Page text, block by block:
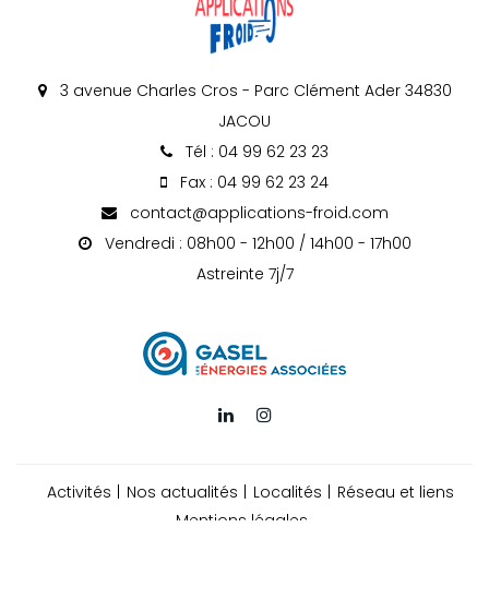
3 avenue Charles Cros - Parc Clément Ader 34830
JACOU
Tél : 04 99 62 23 23
Fax : 04 99 62 23 24
contact@applications-froid.com
Vendredi : 08h00 - 12h00 / 14h00 - 17h00
Astreinte 7j/7
Activités Nos actualités Localités
Réseau et liens
Mentions légales